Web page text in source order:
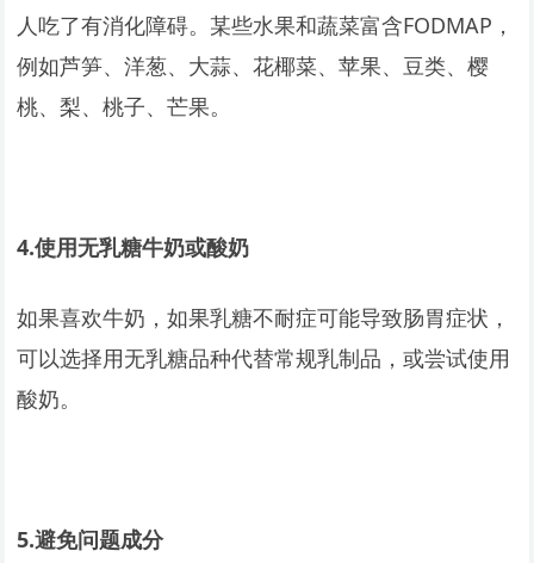
人吃了有消化障碍。某些水果和蔬菜富含FODMAP，
例如芦笋、洋葱、大蒜、花椰菜、苹果、豆类、樱
桃、梨、桃子、芒果。
4.使用无乳糖牛奶或酸奶
如果喜欢牛奶，如果乳糖不耐症可能导致肠胃症状，
可以选择用无乳糖品种代替常规乳制品，或尝试使用
酸奶。
5.避免问题成分